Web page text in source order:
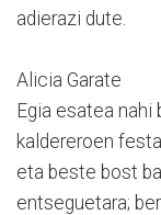
adierazi dute.
Alicia Garate
Egia esatea nahi
kaldereroen
eta beste bost
entseguetara;